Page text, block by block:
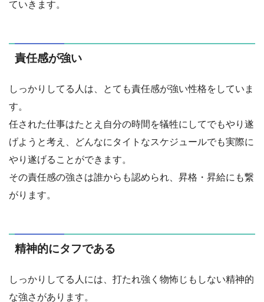
ていきます。
責任感が強い
しっかりしてる人は、とても責任感が強い性格をしていま
す。
任された仕事はたとえ自分の時間を犠牲にしてでもやり遂
げようと考え、どんなにタイトなスケジュールでも実際に
やり遂げることができます。
その責任感の強さは誰からも認められ、昇格・昇給にも繋
がります。
精神的にタフである
しっかりしてる人には、打たれ強く物怖じもしない精神的
な強さがあります。